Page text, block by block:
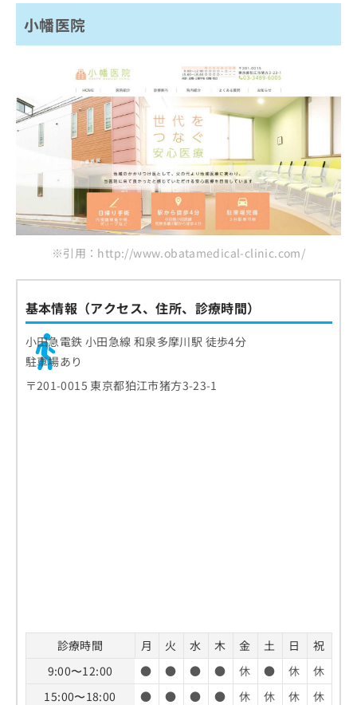
小幡医院
※引用：http://www.obatamedical-clinic.com/
基本情報（アクセス、住所、診療時間）
小田急電鉄 小田急線 和泉多摩川駅 徒歩4分
駐車場あり
〒201-0015 東京都狛江市猪方3-23-1
診療時間 月 火 水 木 金 土 日
祝
9:00〜12:00
● ● ● ● 休 ● 休
休
15:00〜18:00
● ● ● ● 休 休 休
休